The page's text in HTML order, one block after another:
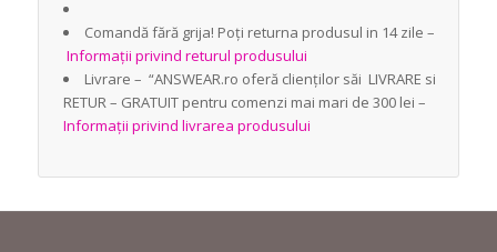
Comandă fără grija! Poți returna produsul in 14 zile –
Informații privind returul produsului
Livrare – “ANSWEAR.ro oferă clienților săi LIVRARE si
RETUR – GRATUIT pentru comenzi mai mari de 300 lei –
Informații privind livrarea produsului